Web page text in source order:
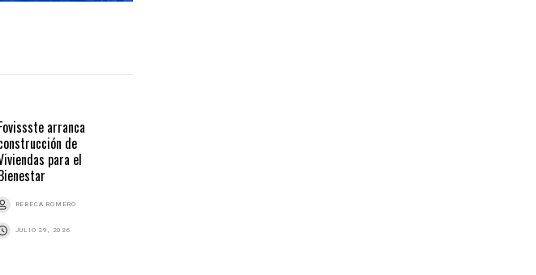
arranca
de
para el
REBECA ROMERO
JULIO 29, 2026